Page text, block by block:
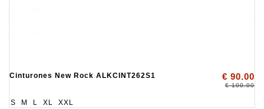
Cinturones New Rock ALKCINT262S1 € 90.00
€ 100.00
S M L XL XXL